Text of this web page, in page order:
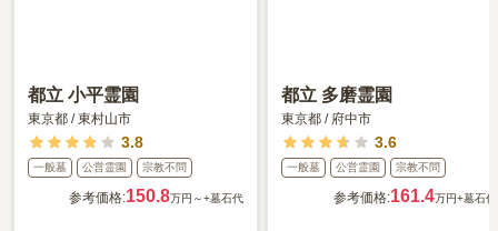
都立 小平霊園
東京都 /東村山市
3.8
一般墓 公営霊園 宗教不問
参考価格:150.8万円～+墓石代
都立 多磨霊園
東京都 / 府中市
3.6
一般墓 公営霊園 宗教不問
参考価格:161.4万円+墓石代